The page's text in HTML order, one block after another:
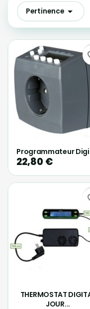
Pertinence
Programmateur
22,80 €
THERMOSTAT
JOUR...